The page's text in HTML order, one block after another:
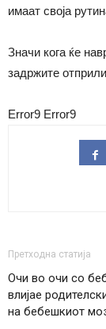
имаат своја
Значи кога ќе
задржите
Error9 Error9
Претходна статија
Очи во очи со
влијае
на бебешкиот